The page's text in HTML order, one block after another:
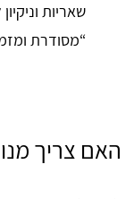
שאריות
“מסודרת
האם צריך